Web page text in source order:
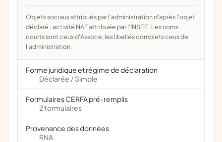
Objets sociaux attribués par l'administration d'après l'objet
déclaré ; activité NAF attribuée par l'INSEE. Les noms
courts sont ceux d'Assoce, les libellés complets ceux de
l'administration.
Forme juridique et régime de déclaration
Déclarée / Simple
Formulaires CERFA pré-remplis
2 formulaires
Provenance des données
RNA